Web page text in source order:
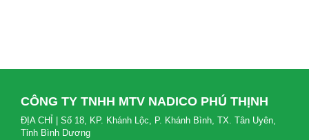
CÔNG TY TNHH MTV NADICO PHÚ THỊNH
ĐỊA CHỈ | Số 18, KP. Khánh Lộc, P. Khánh Bình, TX. Tân Uyên,
Tỉnh Bình Dương